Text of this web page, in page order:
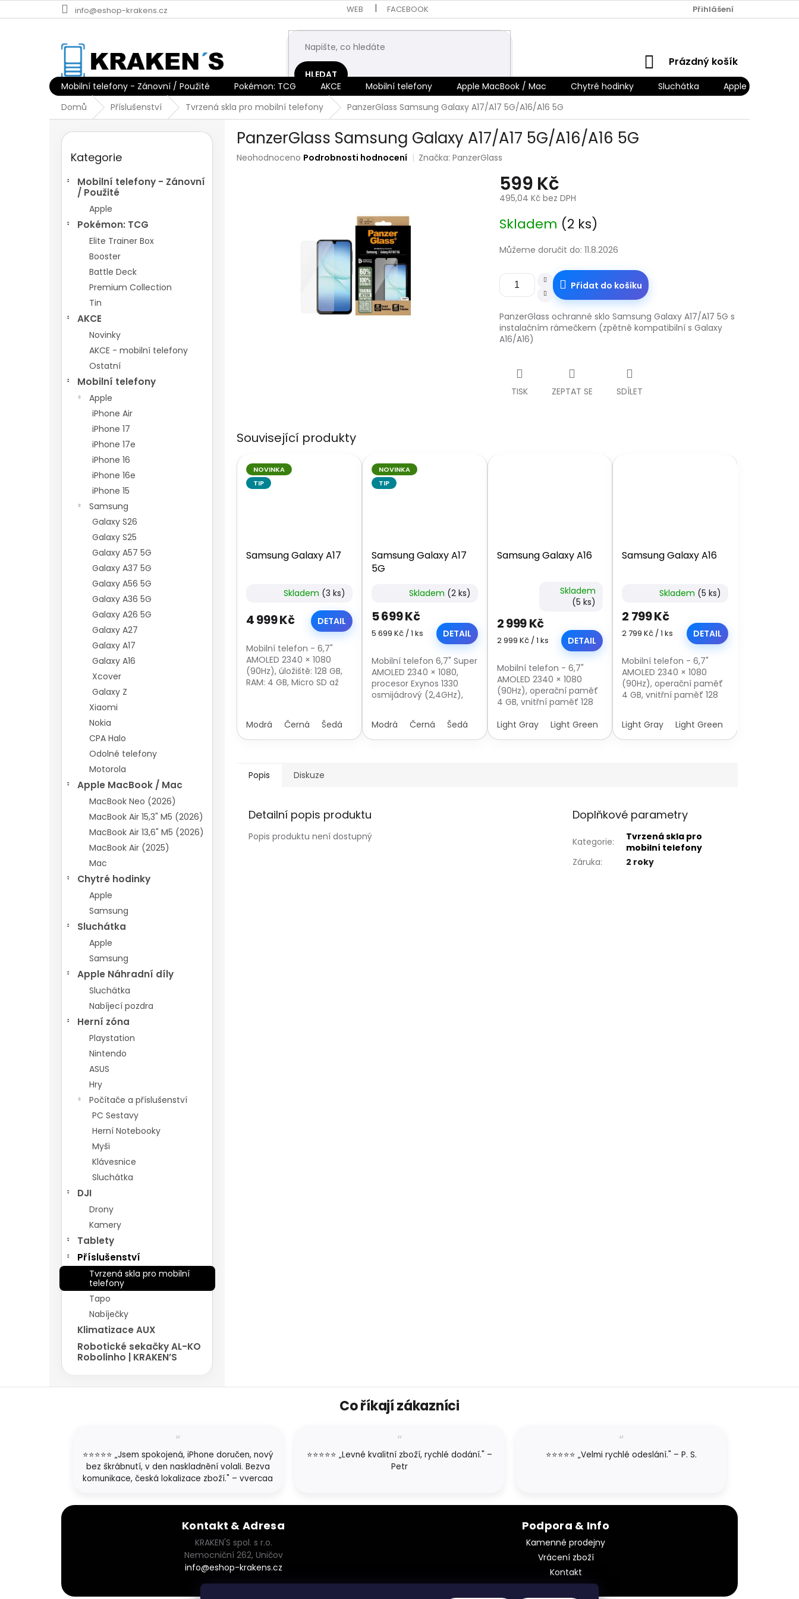
na
info@eshop-krakens.cz WEB FACEBOOK Přihlášení
HLEDAT
NÁKUPNÍ
KOŠÍK
Prázdný košík
Mobilní telefony - Zánovní / Použité Pokémon: TCG AKCE Mobilní telefony Apple MacBook / Mac Chytré hodinky Sluchátka
Apple Náhradní
Domů
Příslušenství Tvrzená skla pro mobilní telefony PanzerGlass Samsung Galaxy A17/A17 5G/A16/A16 5G
kategorie
Kategorie
Mobilní telefony - Zánovní
/ Použité
Apple
Pokémon: TCG
Elite Trainer Box
Booster
Battle Deck
Premium Collection
Tin
AKCE
Novinky
AKCE - mobilní telefony
Ostatní
Mobilní telefony
Apple
iPhone Air
iPhone 17
iPhone 17e
iPhone 16
iPhone 16e
iPhone 15
Samsung
Galaxy S26
Galaxy S25
Galaxy A57 5G
Galaxy A37 5G
Galaxy A56 5G
Galaxy A36 5G
Galaxy A26 5G
Galaxy A27
Galaxy A17
Galaxy A16
Xcover
Galaxy Z
Xiaomi
Nokia
CPA Halo
Odolné telefony
Motorola
Apple MacBook / Mac
MacBook Neo (2026)
MacBook Air 15,3" M5 (2026)
MacBook Air 13,6" M5 (2026)
MacBook Air (2025)
Mac
Chytré hodinky
Apple
Samsung
Sluchátka
Apple
Samsung
Apple Náhradní díly
Sluchátka
Nabíjecí pozdra
Herní zóna
Playstation
Nintendo
ASUS
Hry
Počítače a příslušenství
PC Sestavy
Herní Notebooky
Myši
Klávesnice
Sluchátka
DJI
Drony
Kamery
Tablety
Příslušenství
Tvrzená skla pro mobilní
telefony
Tapo
Nabíječky
Klimatizace AUX
Robotické sekačky AL-KO
Robolinho | KRAKEN’S
PanzerGlass Samsung Galaxy A17/A17 5G/A16/A16 5G
Průměrné
Neohodnoceno Podrobnosti hodnocení Značka:PanzerGlass
599 Kč
495,04 Kč bez DPH
cena:
Skladem (2 ks)
Můžeme doručit do: 11.8.2026
Přidat do košíku
PanzerGlass ochranné sklo Samsung Galaxy A17/A17 5G s
instalačním rámečkem (zpětně kompatibilní s Galaxy
A16/A16)
TISK ZEPTAT SE SDÍLET
Související produkty
NOVINKA
TIP
Samsung Galaxy A17
Skladem (3 ks)
4 999 Kč DETAIL
Mobilní telefon - 6,7"
AMOLED 2340 × 1080
(90Hz), úložiště: 128 GB,
RAM: 4 GB, Micro SD až
makro + 13Mpx...
Modrá Černá Šedá
NOVINKA
TIP
Samsung Galaxy A17
5G
Skladem (2 ks)
5 699 Kč
Měrná
5 699 Kč / 1 ks DETAIL
Mobilní telefon 6,7" Super
AMOLED 2340 × 1080,
procesor Exynos 1330
osmijádrový (2,4GHz),
RAM 4 GB, fotoaparát 50
+ 2 + 2 Mpx, 5000mAh,
Android 15.0
Modrá Černá Šedá
Samsung Galaxy A16
produktu
5,0
5
hvězdiček.
Skladem
(5 ks)
2 999 Kč
Měrná
2 999 Kč / 1 ks DETAIL
Mobilní telefon - 6,7"
AMOLED 2340 × 1080
(90Hz), operační paměť
4 GB, vnitřní paměť 128
procesor Samsung
Exynos 1330, fotoaparát:
Light Gray Light Green Blue Black
Samsung Galaxy A16
Skladem (5 ks)
2 799 Kč
Měrná
2 799 Kč / 1 ks DETAIL
Mobilní telefon - 6,7"
AMOLED 2340 × 1080
(90Hz), operační paměť
4 GB, vnitřní paměť 128
Exynos 1330, fotoaparát:
50Mpx (f/1,8) hlavní +
Light Gray Light Green
Popis Diskuze
Detailní popis produktu
Popis produktu není dostupný
Doplňkové parametry
Kategorie:
Tvrzená skla pro
mobilní telefony
Záruka: 2 roky
Co říkají zákazníci
⭐⭐⭐⭐⭐ „Jsem spokojená, iPhone doručen, nový
bez škrábnutí, v den naskladnění volali. Bezva
komunikace, česká lokalizace zboží." – vvercaa
⭐⭐⭐⭐⭐ „Levné kvalitní zboží, rychlé dodání." –
Petr
⭐⭐⭐⭐⭐ „Velmi rychlé odeslání." – P. S.
Kontakt & Adresa
KRAKEN'S spol. s r.o.
Nemocniční 262, Uničov
info@eshop-krakens.cz
Podpora & Info
Kamenné prodejny
Vrácení zboží
Kontakt